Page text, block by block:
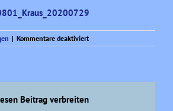
| Kommentare deaktiviertfür
Sonntagsfrage
Beitrag verbreiten